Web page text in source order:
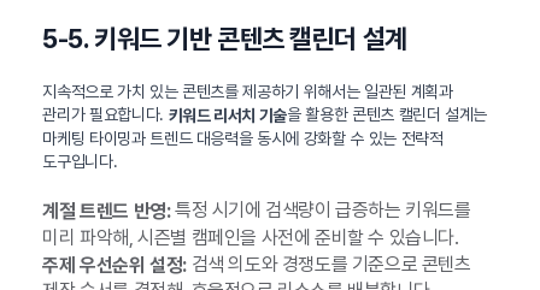
5-5. 키워드 기반 콘텐츠 캘린더 설계
지속적으로 가치 있는 콘텐츠를 제공하기 위해서는 일관된 계획과
관리가 필요합니다. 키워드 리서치 기술을 활용한 콘텐츠 캘린더 설계는
마케팅 타이밍과 트렌드 대응력을 동시에 강화할 수 있는 전략적
도구입니다.
계절 트렌드 반영:특정 시기에 검색량이 급증하는 키워드를
미리 파악해, 시즌별 캠페인을 사전에 준비할 수 있습니다.
주제 우선순위 설정:검색 의도와 경쟁도를 기준으로 콘텐츠